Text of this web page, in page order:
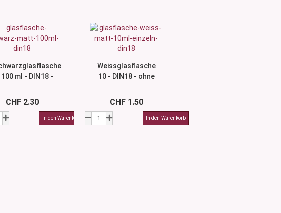
100 ml - DIN18 -
CHF 2.30
Weissglasflasche
10 - DIN18 - ohne
CHF 1.50